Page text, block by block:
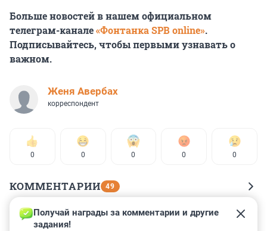
Больше новостей в нашем официальном
телеграм-канале«Фонтанка SPB online».
Подписывайтесь, чтобы первыми узнавать о
важном.
Женя Авербах
корреспондент
0 0 0 0 0
КОММЕНТАРИИ 49
Гость
5 октября 2023, 06:50
Получай награды за комментарии и другие
задания!